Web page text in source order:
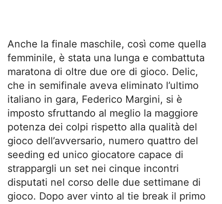
Anche la finale maschile, così come quella
femminile, è stata una lunga e combattuta
maratona di oltre due ore di gioco. Delic,
che in semifinale aveva eliminato l’ultimo
italiano in gara, Federico Margini, si è
imposto sfruttando al meglio la maggiore
potenza dei colpi rispetto alla qualità del
gioco dell’avversario, numero quattro del
seeding ed unico giocatore capace di
strappargli un set nei cinque incontri
disputati nel corso delle due settimane di
gioco. Dopo aver vinto al tie break il primo